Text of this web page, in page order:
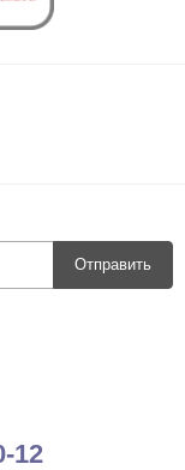
Отправить
12